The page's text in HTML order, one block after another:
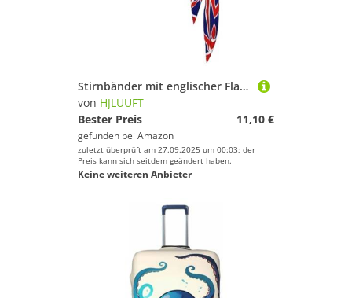
Stirnbänder mit englischer Flagge, zum Anbinden, für Laufen, Fitness, Yoga, Radfahren, schweißableitend, rutschfest, für Workout, rutschfeste Stirnbänder
von HJLUUFT
Bester Preis
11,10 €
gefunden bei Amazon
zuletzt überprüft am 27.09.2025 um 00:03; der
Preis kann sich seitdem geändert haben.
Keine weiteren Anbieter